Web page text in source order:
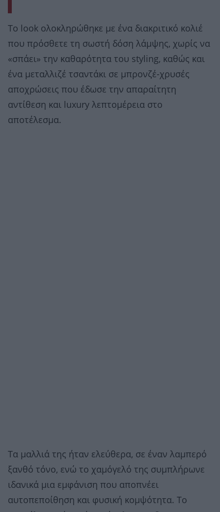
Το look ολοκληρώθηκε με ένα διακριτικό κολιέ
που πρόσθετε τη σωστή δόση λάμψης, χωρίς να
«σπάει» την καθαρότητα του styling, καθώς και
ένα μεταλλιζέ τσαντάκι σε μπρονζέ-χρυσές
αποχρώσεις που έδωσε την απαραίτητη
αντίθεση και luxury λεπτομέρεια στο
αποτέλεσμα.
Τα μαλλιά της ήταν ελεύθερα, σε έναν λαμπερό
ξανθό τόνο, ενώ το χαμόγελό της συμπλήρωνε
ιδανικά μια εμφάνιση που αποπνέει
αυτοπεποίθηση και φυσική κομψότητα. Το